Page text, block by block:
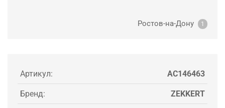
Ростов-на-Дону 1
Артикул: AC146463
Бренд: ZEKKERT